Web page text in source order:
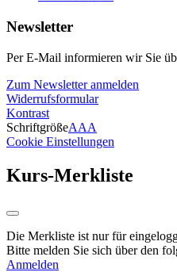
Newsletter
Per E-Mail informieren wir Sie
Zum Newsletter anmelden
Widerrufsformular
Kontrast
SchriftgrößeAAA
Cookie Einstellungen
Kurs-Merkliste
Die Merkliste ist nur für
Bitte melden Sie sich über den
Anmelden